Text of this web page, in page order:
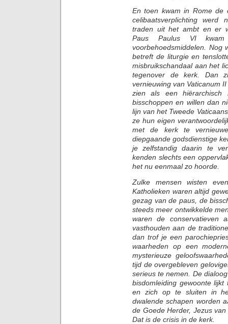
En toen kwam in Rome de
celibaatsverplichting werd
traden uit het ambt en er
Paus Paulus VI
voorbehoedsmiddelen. Nog
betreft de liturgie en
misbruikschandaal aan het
tegenover de kerk. Dan
vernieuwing van Vaticanum
zien als een
bisschoppen en willen dan
lijn van het Tweede
ze hun eigen
met de kerk te
diepgaande godsdienstige
je zelfstandig daarin te
kenden slechts een
het nu eenmaal zo hoorde.
Zulke mensen wisten
Katholieken waren altijd
gezag van de paus, de
steeds meer ontwikkelde
waren de conservatieven
vasthouden aan de
dan trof je een
waarheden op een
mysterieuze
tijd de overgebleven
serieus te nemen. De
bisdomleiding gewoonte
en zich op te sluiten in
dwalende schapen worden
de Goede Herder, Jezus
Dat is de crisis in de kerk.